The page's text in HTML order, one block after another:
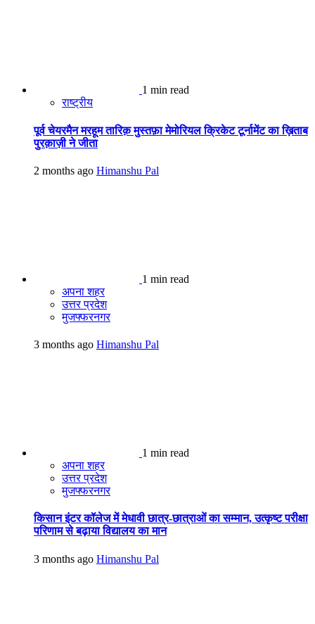
1 min read
राष्ट्रीय
पूर्व चेयरमैन मरहूम तारिक़ मुस्तफ़ा मेमोरियल क्रिकेट टूर्नामेंट का ख़िताब
पुरक़ाज़ी ने जीता
2 months ago Himanshu Pal
1 min read
अपना शहर
उत्तर प्रदेश
मुजफ्फरनगर
3 months ago Himanshu Pal
1 min read
अपना शहर
उत्तर प्रदेश
मुजफ्फरनगर
किसान इंटर कॉलेज में मेधावी छात्र-छात्राओं का सम्मान, उत्कृष्ट परीक्षा
परिणाम से बढ़ाया विद्यालय का मान
3 months ago Himanshu Pal